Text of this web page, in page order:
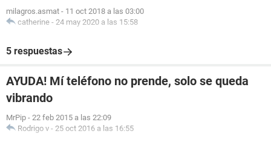
milagros.asmat - 11 oct 2018 a las 03:00
catherine - 24 may 2020 a las 15:58
5 respuestas
AYUDA! Mí teléfono no prende, solo se queda
vibrando
MrPip - 22 feb 2015 a las 22:09
Rodrigo v - 25 oct 2016 a las 16:55